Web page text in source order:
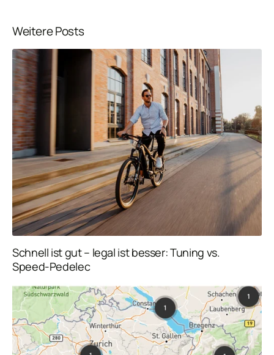
Weitere Posts
Schnell ist gut – legal ist besser: Tuning vs.
Speed-Pedelec